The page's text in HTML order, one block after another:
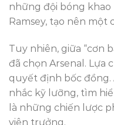
những đội bóng khao
Ramsey, tạo nên một
Tuy nhiên, giữa “cơn
đã chọn Arsenal. Lựa
quyết định bốc đồng.
nhắc kỹ lưỡng, tìm
là những chiến lược
viên trưởng.